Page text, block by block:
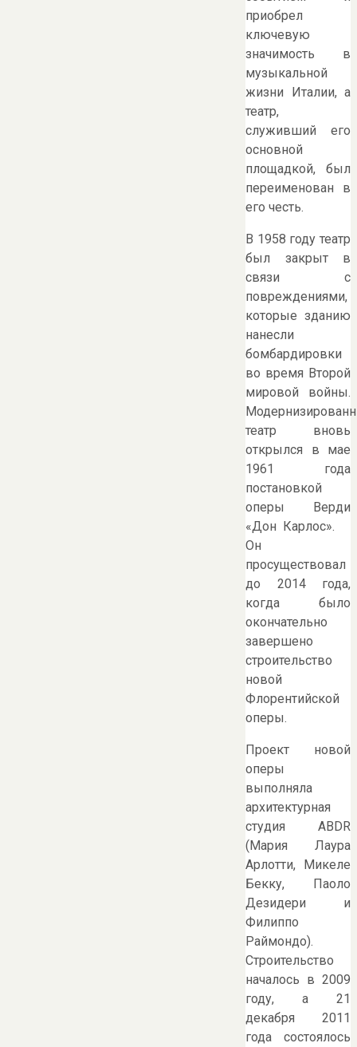
приобрел
ключевую
значимость в
музыкальной
жизни Италии, а
театр,
служивший его
основной
площадкой, был
переименован в
его честь.
В 1958 году театр
был закрыт в
связи с
повреждениями,
которые зданию
нанесли
бомбардировки
во время Второй
мировой войны.
театр вновь
открылся в мае
1961 года
постановкой
оперы Верди
«Дон Карлос».
Он
просуществовал
до 2014 года,
когда было
окончательно
завершено
строительство
новой
Флорентийской
оперы.
Проект новой
оперы
выполняла
архитектурная
студия ABDR
(Мария Лаура
Арлотти, Микеле
Бекку, Паоло
Дезидери и
Филиппо
Раймондо).
Строительство
началось в 2009
году, а 21
декабря 2011
года состоялось